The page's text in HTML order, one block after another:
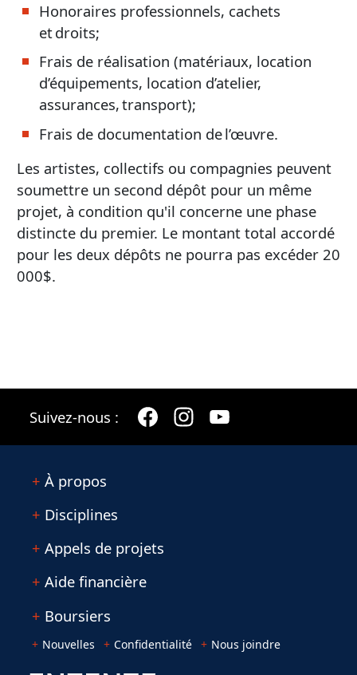
Honoraires professionnels, cachets
et droits;
Frais de réalisation (matériaux, location
d’équipements, location d’atelier,
assurances, transport);
Frais de documentation de l’œuvre.
Les artistes, collectifs ou compagnies peuvent
soumettre un second dépôt pour un même
projet, à condition qu'il concerne une phase
distincte du premier. Le montant total accordé
pour les deux dépôts ne pourra pas excéder 20
000$.
Suivez-nous :
À propos
Disciplines
Appels de projets
Aide financière
Boursiers
Nouvelles Confidentialité Nous joindre